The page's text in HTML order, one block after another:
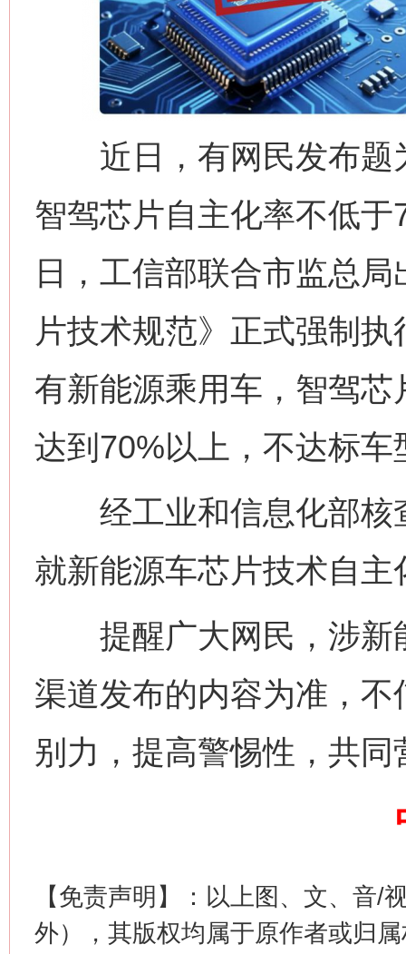
近日，有网民发布题
智驾芯片自主化率不低于
日，工信部联合市监总
片技术规范》正式强制执
有新能源乘用车，智驾
达到70%以上，不达标车
经工业和信息化部核
就新能源车芯片技术自主
提醒广大网民，涉新
渠道发布的内容为准，
别力，提高警惕性，共
【免责声明】：以上图、文、音/
外），其版权均属于原作者或归
网上购药对药下症？
这是一记警钟！ 谢